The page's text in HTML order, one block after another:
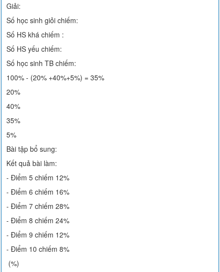
Giải:
Số học sinh giỏi chiếm:
Số HS khá chiếm :
Số HS yếu chiếm:
Số học sinh TB chiếm:
100% - (20% +40%+5%) = 35%
20%
40%
35%
5%
Bài tập bổ sung:
Kết quả bài làm:
- Điểm 5 chiếm 12%
- Điểm 6 chiếm 16%
- Điểm 7 chiếm 28%
- Điểm 8 chiếm 24%
- Điểm 9 chiếm 12%
- Điểm 10 chiếm 8%
(%)